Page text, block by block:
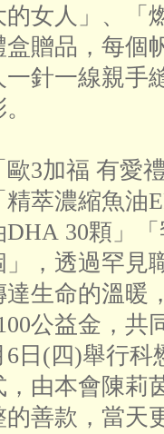
的女人」、「
盒贈品，每個
一針一線親手
歐3加福 有愛
精萃濃縮魚油
DHA 30顆」
」，透過罕見
達生命的溫暖
公益金，共
6日(四)舉行科
，由本會陳莉
的善款，當天